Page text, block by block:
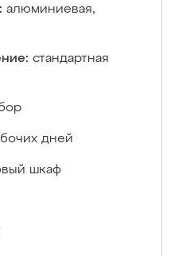
алюминиевая,
стандартная
дней
шкаф